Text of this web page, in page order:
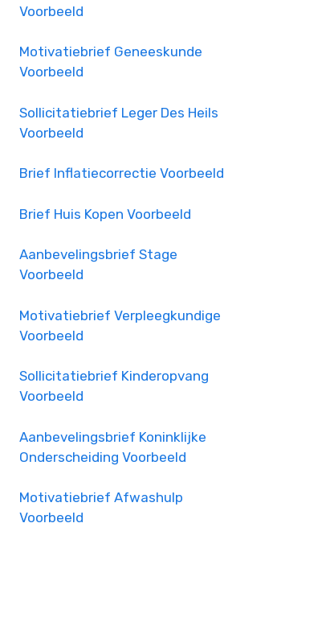
Voorbeeld
Motivatiebrief Geneeskunde
Voorbeeld
Sollicitatiebrief Leger Des Heils
Voorbeeld
Brief Inflatiecorrectie Voorbeeld
Brief Huis Kopen Voorbeeld
Aanbevelingsbrief Stage
Voorbeeld
Motivatiebrief Verpleegkundige
Voorbeeld
Sollicitatiebrief Kinderopvang
Voorbeeld
Aanbevelingsbrief Koninklijke
Onderscheiding Voorbeeld
Motivatiebrief Afwashulp
Voorbeeld